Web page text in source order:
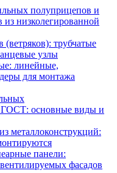
полуприцепов и
из низколегированной
трубчатые
узлы
линейные,
для монтажа
ГОСТ: основные виды и
металлоконструкций:
панели:
фасадов